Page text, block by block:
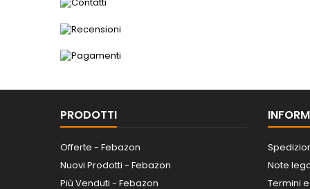
PRODOTTI
Offerte - Febazon
Nuovi Prodotti - Febazon
Più Venduti - Febazon
Note
Termini